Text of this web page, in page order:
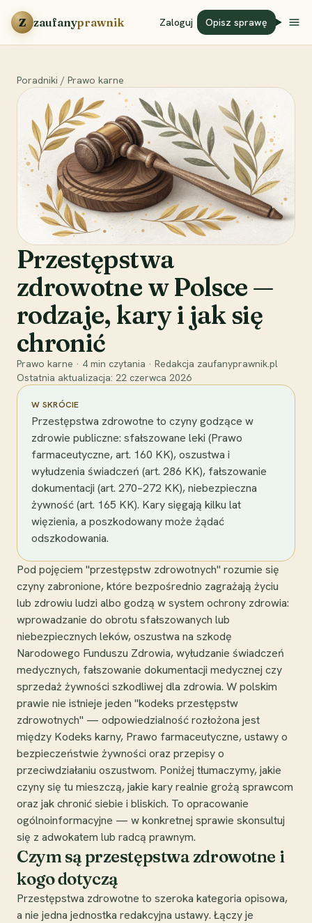
Przejdź do treści
Z zaufanyprawnik Zaloguj Opisz sprawę
Poradniki / Prawo karne
Przestępstwa
zdrowotne w Polsce —
rodzaje, kary i jak się
chronić
Prawo karne · 4 min czytania · Redakcja zaufanyprawnik.pl
Ostatnia aktualizacja: 22 czerwca 2026
W SKRÓCIE
Przestępstwa zdrowotne to czyny godzące w
zdrowie publiczne: sfałszowane leki (Prawo
farmaceutyczne, art. 160 KK), oszustwa i
wyłudzenia świadczeń (art. 286 KK), fałszowanie
dokumentacji (art. 270–272 KK), niebezpieczna
żywność (art. 165 KK). Kary sięgają kilku lat
więzienia, a poszkodowany może żądać
odszkodowania.
Pod pojęciem "przestępstw zdrowotnych" rozumie się
czyny zabronione, które bezpośrednio zagrażają życiu
lub zdrowiu ludzi albo godzą w system ochrony zdrowia:
wprowadzanie do obrotu sfałszowanych lub
niebezpiecznych leków, oszustwa na szkodę
Narodowego Funduszu Zdrowia, wyłudzanie świadczeń
medycznych, fałszowanie dokumentacji medycznej czy
sprzedaż żywności szkodliwej dla zdrowia. W polskim
prawie nie istnieje jeden "kodeks przestępstw
zdrowotnych" — odpowiedzialność rozłożona jest
między Kodeks karny, Prawo farmaceutyczne, ustawy o
bezpieczeństwie żywności oraz przepisy o
przeciwdziałaniu oszustwom. Poniżej tłumaczymy, jakie
czyny się tu mieszczą, jakie kary realnie grożą sprawcom
oraz jak chronić siebie i bliskich. To opracowanie
ogólnoinformacyjne — w konkretnej sprawie skonsultuj
się z adwokatem lub radcą prawnym.
Czym są przestępstwa zdrowotne i
kogo dotyczą
Przestępstwa zdrowotne to szeroka kategoria opisowa,
a nie jedna jednostka redakcyjna ustawy. Łączy je